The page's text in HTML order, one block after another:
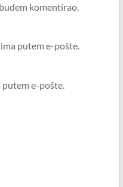
komentirao.
putem e-pošte.
e-pošte.